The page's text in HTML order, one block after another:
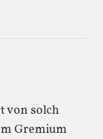
von solch
Gremium